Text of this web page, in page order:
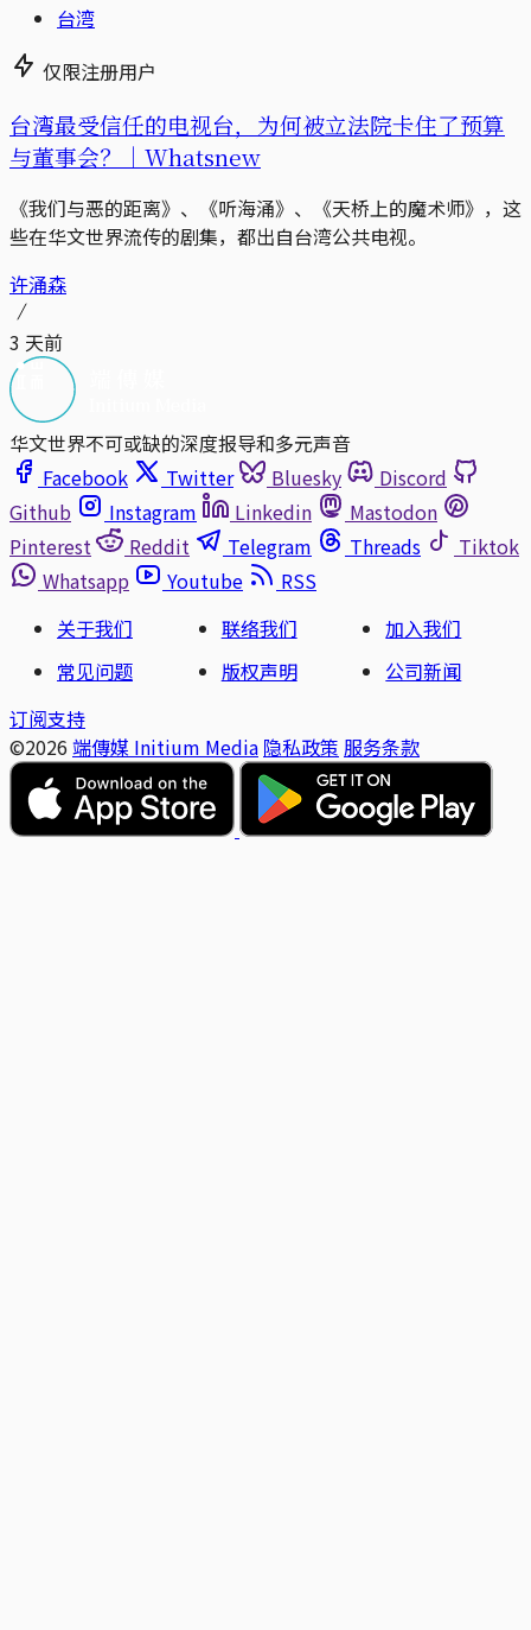
台湾
仅限注册用户
台湾最受信任的电视台，为何被立法院卡住了预算
与董事会？｜Whatsnew
《我们与恶的距离》、《听海涌》、《天桥上的魔术师》，这
些在华文世界流传的剧集，都出自台湾公共电视。
许涌森
3 天前
华文世界不可或缺的深度报导和多元声音
Facebook
Twitter Bluesky
Discord
Github
Instagram Linkedin
Mastodon
Pinterest
Reddit Telegram Threads
Tiktok
Whatsapp
Youtube
RSS
关于我们
联络我们
加入我们
常见问题
版权声明
公司新闻
订阅支持
©2026 端傳媒 Initium Media 隐私政策 服务条款